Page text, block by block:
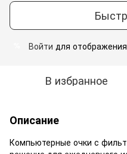
Войти для
В избранное
Описание
Компьютерные очки с